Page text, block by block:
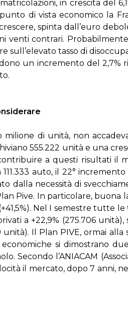
in cre­sci­ta del
di vi­sta eco­no­mi­co la
spin­ta dal­l’eu­ro
ven­ti con­tra­ri.
sul­l’e­le­va­to tas­so di
un in­cre­men­to del 2,7%
di uni­tà, non
555.222 uni­tà e una
a que­sti ri­sul­ta­ti il
au­to, il 22°
dal­la ne­ces­si­tà di
Pi­ve. In par­ti­co­la­re, buo­na
Nel I se­me­stre tut­te
a +22,9% (275.706 uni­tà),
uni­tà). Il Plan PI­VE, or­mai
si di­mo­stra­no
Se­con­do l’A­NIA­CAM
il mer­ca­to, do­po 7 an­ni,